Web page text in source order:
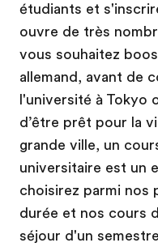
étudiants et
ouvre de très
vous souhaitez
allemand, avant de
l'université à Tokyo
d’être prêt pour la
grande ville, un
universitaire est un
choisirez parmi nos
durée et nos cours
séjour d'un